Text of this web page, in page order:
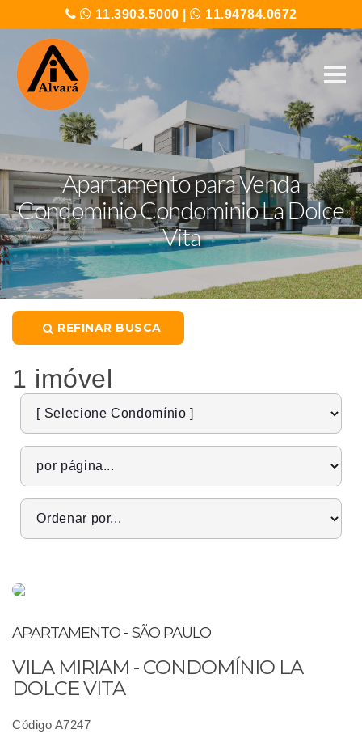
11.3903.5000 11.94784.0672
Apartamento para Venda
Condominio Condominio La Dolce
Vita
REFINAR BUSCA
1 imóvel
APARTAMENTO - SÃO PAULO
VILA MIRIAM - CONDOMÍNIO LA
DOLCE VITA
Código A7247